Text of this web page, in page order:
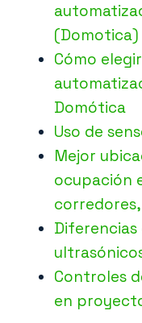
(Domotica)
Cómo
Domótica
Uso de
Mejor
ocupación
Controles
en